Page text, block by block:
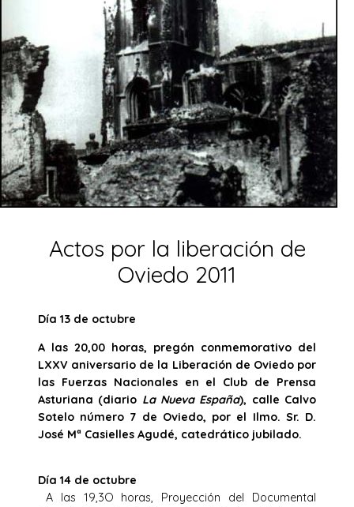
Actos por la liberación de
Oviedo 2011
Día 13 de octubre
A las 20,00 horas, pregón conmemorativo del
LXXV aniversario de la Liberación de Oviedo por
las Fuerzas Nacionales en el Club de Prensa
Asturiana (diario La Nueva España), calle Calvo
Sotelo número 7 de Oviedo, por el Ilmo. Sr. D.
José Mª Casielles Agudé, catedrático jubilado.
Día 14 de octubre
A las 19,3O horas, Proyección del Documental